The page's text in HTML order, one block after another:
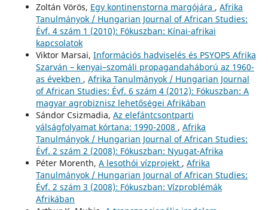
Zoltán Vörös, Egy kontinenstorna margójára , Afrika
Tanulmányok / Hungarian Journal of African Studies:
Évf. 4 szám 1 (2010): Fókuszban: Kínai-afrikai
kapcsolatok
Viktor Marsai, Információs hadviselés és PSYOPS Afrika
Szarván – kenyai–szomáli propagandaháború az 1960-
as években , Afrika Tanulmányok / Hungarian Journal
of African Studies: Évf. 6 szám 4 (2012): Fókuszban: A
magyar agrobiznisz lehetőségei Afrikában
Sándor Csizmadia, Az elefántcsontparti
válságfolyamat kórtana: 1990-2008 , Afrika
Tanulmányok / Hungarian Journal of African Studies:
Évf. 2 szám 2 (2008): Fókuszban: Nyugat-Afrika
Péter Morenth, A lesothói vízprojekt , Afrika
Tanulmányok / Hungarian Journal of African Studies:
Évf. 2 szám 3 (2008): Fókuszban: Vízproblémák
Afrikában